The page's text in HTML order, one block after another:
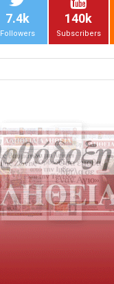
7.4k
Followers
140k
Subscribers